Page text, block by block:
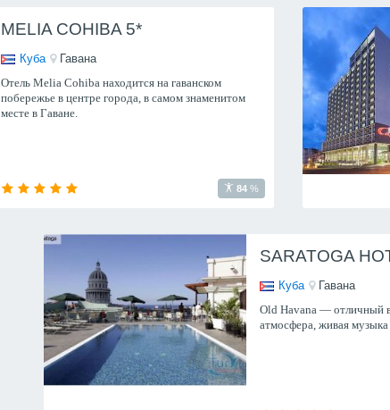
MELIA COHIBA 5*
Куба
Гавана
Отель Melia Cohiba находится на гаванском
побережье в центре города, в самом знаменитом
месте в Гаване.
84 %
SARATOGA
Куба
Гавана
Old Havana — отличный
атмосфера, живая